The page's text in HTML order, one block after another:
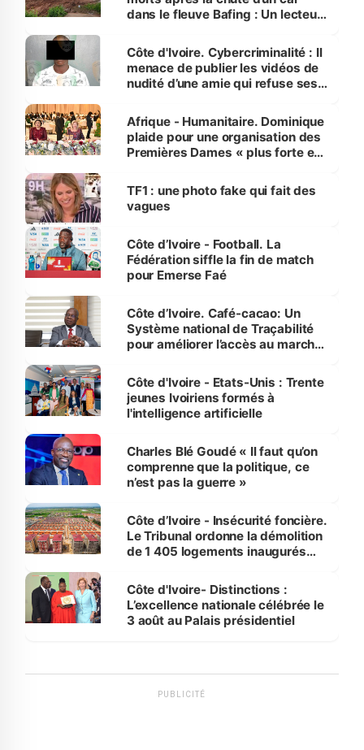
dans le fleuve Bafing : Un lecteur
des Transports
Côte d'Ivoire. Cybercriminalité : Il
menace de publier les vidéos de
nudité d’une amie qui refuse ses
Afrique - Humanitaire. Dominique
plaide pour une organisation des
Premières Dames « plus forte et
sur la scène internationale »
TF1 : une photo fake qui fait des
vagues
Côte d’Ivoire - Football. La
Fédération siffle la fin de match
pour Emerse Faé
Côte d’Ivoire. Café-cacao: Un
Système national de Traçabilité
pour améliorer l’accès au marché
Côte d'Ivoire - Etats-Unis : Trente
jeunes Ivoiriens formés à
l'intelligence artificielle
Charles Blé Goudé « Il faut qu’on
comprenne que la politique, ce
n’est pas la guerre »
Côte d’Ivoire - Insécurité foncière.
Le Tribunal ordonne la démolition
de 1 405 logements inaugurés
Bassam
Côte d'Ivoire- Distinctions :
L’excellence nationale célébrée le
3 août au Palais présidentiel
PUBLICITÉ